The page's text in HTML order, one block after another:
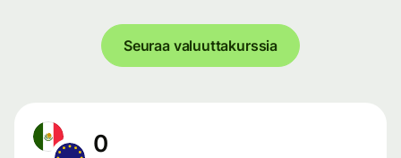
Seuraa valuuttakurssia
0